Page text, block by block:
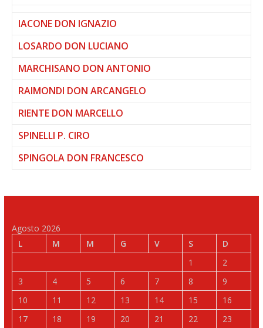
IACONE DON IGNAZIO
LOSARDO DON LUCIANO
MARCHISANO DON ANTONIO
RAIMONDI DON ARCANGELO
RIENTE DON MARCELLO
SPINELLI P. CIRO
SPINGOLA DON FRANCESCO
Agosto 2026
L
M M G V S
D
1
2
3
4 5 6 7 8
9
10
11 12 13 14 15
16
17
18 19 20 21 22
23